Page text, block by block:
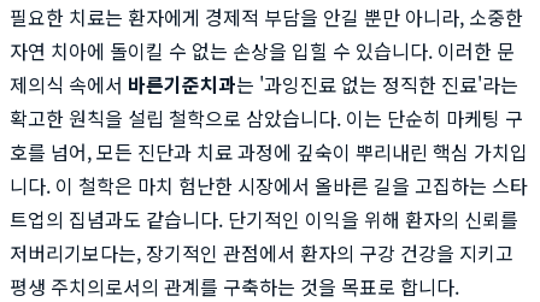
필요한 치료는 환자에게 경제적 부담을 안길 뿐만 아니라, 소중한
자연 치아에 돌이킬 수 없는 손상을 입힐 수 있습니다. 이러한 문
제의식 속에서 바른기준치과는 '과잉진료 없는 정직한 진료'라는
확고한 원칙을 설립 철학으로 삼았습니다. 이는 단순히 마케팅 구
호를 넘어, 모든 진단과 치료 과정에 깊숙이 뿌리내린 핵심 가치입
니다. 이 철학은 마치 험난한 시장에서 올바른 길을 고집하는 스타
트업의 집념과도 같습니다. 단기적인 이익을 위해 환자의 신뢰를
저버리기보다는, 장기적인 관점에서 환자의 구강 건강을 지키고
평생 주치의로서의 관계를 구축하는 것을 목표로 합니다.